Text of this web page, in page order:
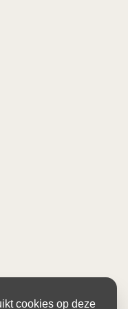
cookies op deze